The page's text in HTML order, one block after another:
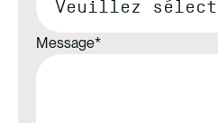
Message*